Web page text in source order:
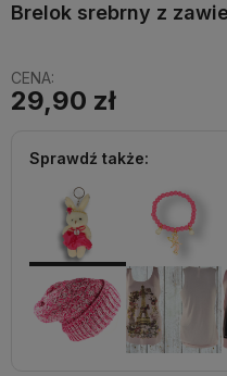
Brelok srebrny z
CENA:
29,90 zł
Sprawdź także: